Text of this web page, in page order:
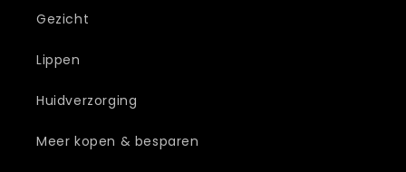
Gezicht
Lippen
Huidverzorging
Meer kopen & besparen